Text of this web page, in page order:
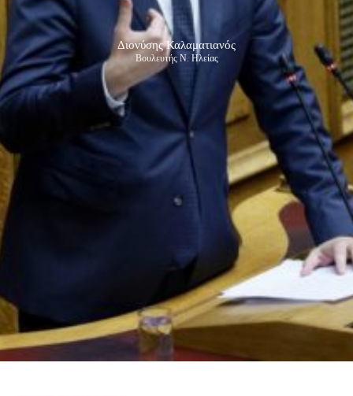
Διονύσης Καλαματιανός
Βουλευτής Ν. Ηλείας